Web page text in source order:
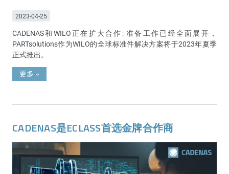
2023-04-25
CADENAS和WILO正在扩大合作: 准备工作已经全面展开，
PARTsolutions作为WILO的全球标准件解决方案将于2023年夏季
正式推出。
更多 »
CADENAS是ECLASS首选金牌合作商